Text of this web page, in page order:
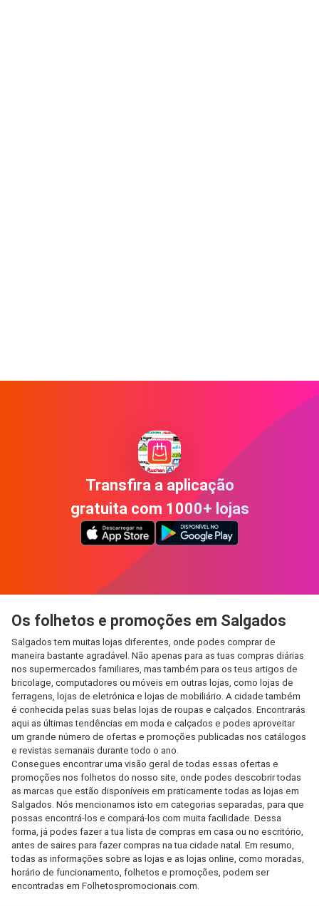
Transfira a aplicação
gratuita com 1000+ lojas
Os folhetos e promoções em Salgados
Salgados tem muitas lojas diferentes, onde podes comprar de
maneira bastante agradável. Não apenas para as tuas compras diárias
nos supermercados familiares, mas também para os teus artigos de
bricolage, computadores ou móveis em outras lojas, como lojas de
ferragens, lojas de eletrónica e lojas de mobiliário. A cidade também
é conhecida pelas suas belas lojas de roupas e calçados. Encontrarás
aqui as últimas tendências em moda e calçados e podes aproveitar
um grande número de ofertas e promoções publicadas nos catálogos
e revistas semanais durante todo o ano.
Consegues encontrar uma visão geral de todas essas ofertas e
promoções nos folhetos do nosso site, onde podes descobrir todas
as marcas que estão disponíveis em praticamente todas as lojas em
Salgados. Nós mencionamos isto em categorias separadas, para que
possas encontrá-los e compará-los com muita facilidade. Dessa
forma, já podes fazer a tua lista de compras em casa ou no escritório,
antes de saires para fazer compras na tua cidade natal. Em resumo,
todas as informações sobre as lojas e as lojas online, como moradas,
horário de funcionamento, folhetos e promoções, podem ser
encontradas em Folhetospromocionais.com.